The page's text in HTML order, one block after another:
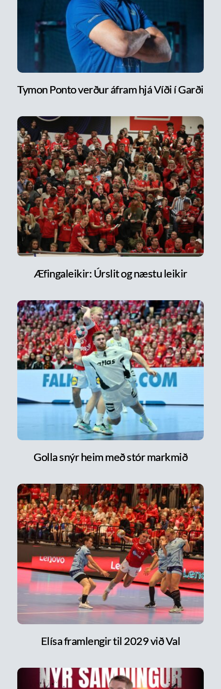
Tymon Ponto verður áfram hjá Víði í Garði
Æfingaleikir: Úrslit og næstu leikir
Golla snýr heim með stór markmið
Elísa framlengir til 2029 við Val